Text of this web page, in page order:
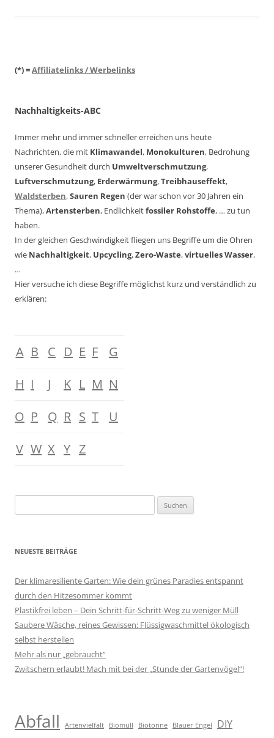
(*) =Affiliatelinks / Werbelinks
Nachhaltigkeits-ABC
Immer mehr und immer schneller erreichen uns heute
Nachrichten, die mit Klimawandel, Monokulturen, Bedrohung
unserer Gesundheit durch Umweltverschmutzung,
Luftverschmutzung, Erderwärmung,Treibhauseffekt,
Waldsterben,Sauren Regen (der war schon vor 30 Jahren ein
Thema),Artensterben, Endlichkeitfossiler Rohstoffe, … zu tun
haben.
In der gleichen Geschwindigkeit fliegen uns Begriffe um die Ohren
wie Nachhaltigkeit, Upcycling,Zero-Waste,virtuelles Wasser,
…
Hier versuche ich diese Begriffe möglichst kurz und verständlich zu
erklären:
A B C D E F
G
H I J K L M N
O P Q R S T
U
V W X Y Z
nach:
NEUESTE BEITRÄGE
Der klimaresiliente Garten: Wie dein grünes Paradies entspannt
durch den Hitzesommer kommt
Plastikfrei leben – Dein Schritt-für-Schritt-Weg zu weniger Müll
Saubere Wäsche, reines Gewissen: Flüssigwaschmittel ökologisch
selbst herstellen
Mehr als nur „gebraucht“
Zwitschern erlaubt! Mach mit bei der „Stunde der Gartenvögel“!
Abfall Artenvielfalt Biomüll Biotonne Blauer Engel
DIY